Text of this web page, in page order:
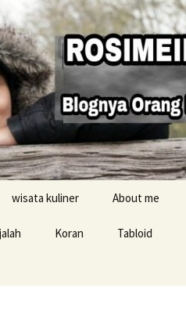
wisata kuliner About me
Koran Tabloid